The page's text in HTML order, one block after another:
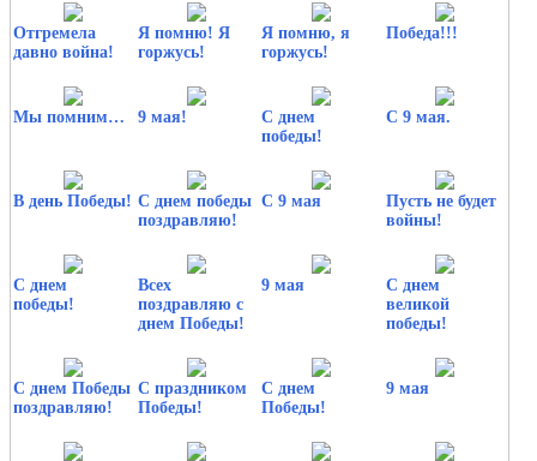
Отгремела
давно война!
Я помню! Я
горжусь!
Я помню, я
горжусь!
Победа!!!
Мы помним… 9 мая!
С днем
победы!
С 9 мая.
В день Победы! С днем победы
поздравляю!
С 9 мая
Пусть не будет
войны!
С днем
победы!
Всех
поздравляю с
днем Победы!
9 мая
С днем
великой
победы!
С днем Победы
поздравляю!
С праздником
Победы!
С днем
Победы!
9 мая